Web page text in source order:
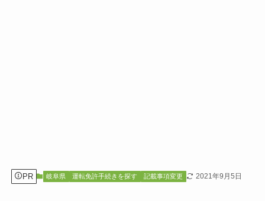
PR 岐阜県 運転免許手続きを探す 記載事項変更 2021年9月5日